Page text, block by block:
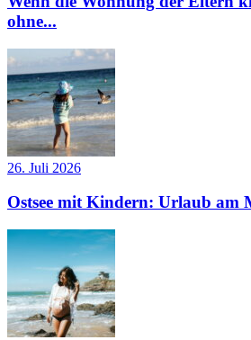
ohne...
26. Juli 2026
Ostsee mit Kindern: Urlaub am